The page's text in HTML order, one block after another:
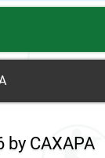
CAXAPA